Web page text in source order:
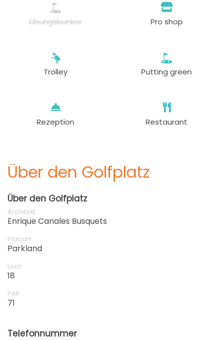
Übungsbunker Pro shop
Trolley Putting green
Rezeption Restaurant
Über den Golfplatz
Über den Golfplatz
Architekt
Enrique Canales Busquets
Platzart
Parkland
Loch
18
PAR
71
Telefonnummer